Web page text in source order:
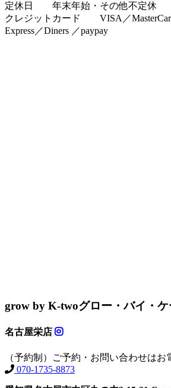
定休日 年末年始・その他不定休
クレジットカード VISA／
Express／Diners ／paypay
grow by K-twoグロー・バイ・
名古屋栄店
（予約制）ご予約・お問い合わせはお
070-1735-8873